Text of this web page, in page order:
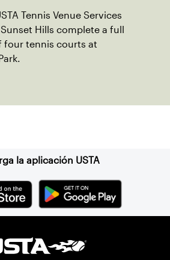
Tennis Venue Services
Hills complete a full
four tennis courts at
la aplicación USTA